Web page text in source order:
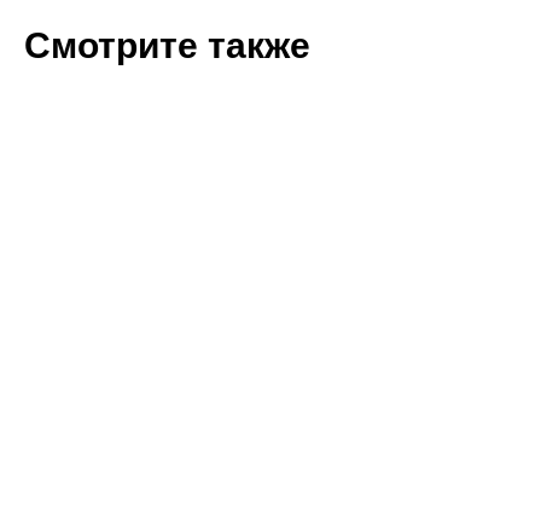
Смотрите также